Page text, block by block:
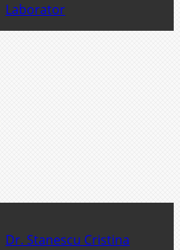
Laborator
Dr. Stanescu Cristina